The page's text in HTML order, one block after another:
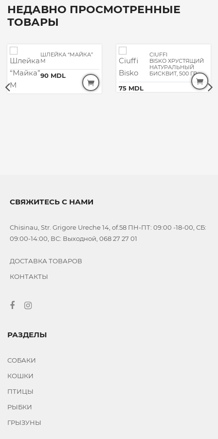
НЕДАВНО ПРОСМОТРЕННЫЕ
ТОВАРЫ
ШЛЕЙКА “МАЙКА”
М
90 MDL
CIUFFI
BISKO ХРУСТЯЩИЙ
НАТУРАЛЬНЫЙ
БИСКВИТ, 500 ГР
75 MDL
СВЯЖИТЕСЬ С НАМИ
Chisinau, Str. Grigore Ureche 14, of.58 ПН-ПТ: 09:00 -18-00, СБ:
09:00-14:00, ВС: Выходной, 068 27 27 01
ДОСТАВКА ТОВАРОВ
КОНТАКТЫ
РАЗДЕЛЫ
СОБАКИ
КОШКИ
ПТИЦЫ
РЫБКИ
ГРЫЗУНЫ